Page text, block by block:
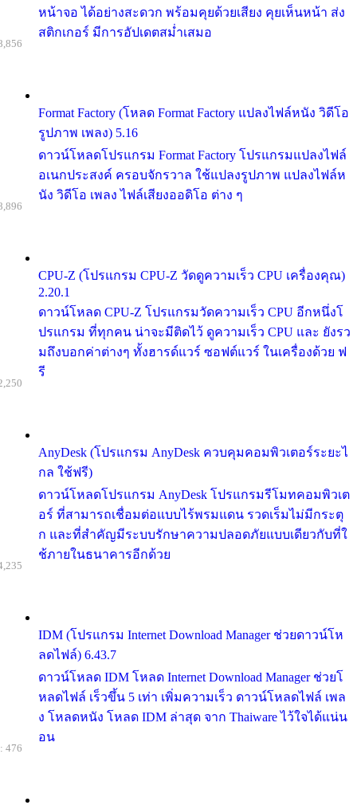
หน้าจอ ได้อย่างสะดวก พร้อมคุยด้วยเสียง คุยเห็นหน้า ส่ง
สติกเกอร์ มีการอัปเดตสม่ำเสมอ
Format Factory (โหลด Format Factory แปลงไฟล์หนัง วิดีโอ
รูปภาพ เพลง) 5.16
ดาวน์โหลดโปรแกรม Format Factory โปรแกรมแปลงไฟล์
อเนกประสงค์ ครอบจักรวาล ใช้แปลงรูปภาพ แปลงไฟล์ห
นัง วิดีโอ เพลง ไฟล์เสียงออดิโอ ต่าง ๆ
CPU-Z (โปรแกรม CPU-Z วัดดูความเร็ว CPU เครื่องคุณ)
2.20.1
ดาวน์โหลด CPU-Z โปรแกรมวัดความเร็ว CPU อีกหนึ่งโ
ปรแกรม ที่ทุกคน น่าจะมีติดไว้ ดูความเร็ว CPU และ ยังรว
มถึงบอกค่าต่างๆ ทั้งฮารด์แวร์ ซอฟต์แวร์ ในเครื่องด้วย ฟ
รี
AnyDesk (โปรแกรม AnyDesk ควบคุมคอมพิวเตอร์ระยะไ
กล ใช้ฟรี)
ดาวน์โหลดโปรแกรม AnyDesk โปรแกรมรีโมทคอมพิวเต
อร์ ที่สามารถเชื่อมต่อแบบไร้พรมแดน รวดเร็มไม่มีกระตุ
ก และที่สำคัญมีระบบรักษาความปลอดภัยแบบเดียวกับที่ใ
ช้ภายในธนาคารอีกด้วย
IDM (โปรแกรม Internet Download Manager ช่วยดาวน์โห
ลดไฟล์) 6.43.7
ดาวน์โหลด IDM โหลด Internet Download Manager ช่วยโ
หลดไฟล์ เร็วขึ้น 5 เท่า เพิ่มความเร็ว ดาวน์โหลดไฟล์ เพล
ง โหลดหนัง โหลด IDM ล่าสุด จาก Thaiware ไว้ใจได้แน่น
อน
476